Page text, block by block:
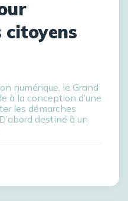
citoyens
numérique, le Grand
à la conception d’une
les démarches
destiné à un